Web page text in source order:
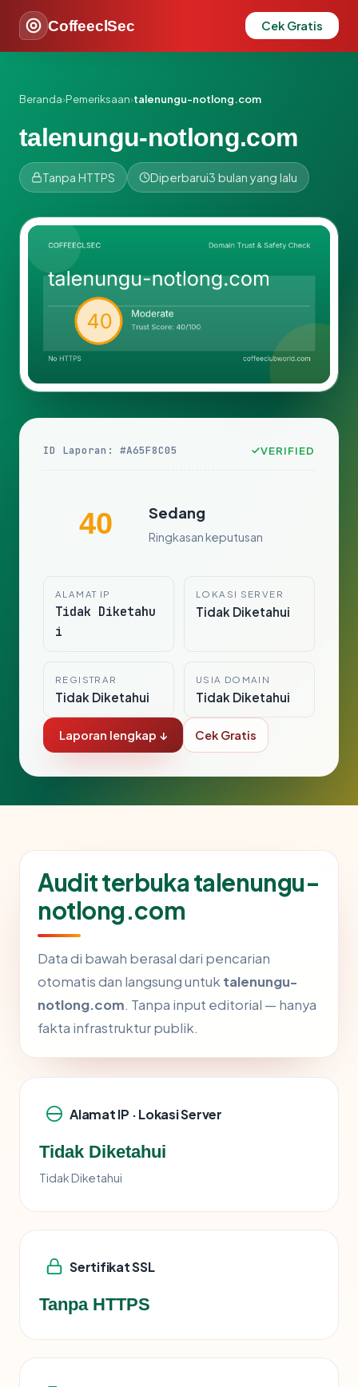
CoffeeclSec Cek Gratis
Beranda›Pemeriksaan›talenungu-notlong.com
talenungu-notlong.com
Tanpa HTTPS Diperbarui3 bulan yang lalu
ID Laporan: #A65F8C05 VERIFIED
40 Sedang
Ringkasan keputusan
ALAMAT IP
Tidak Diketahu
i
LOKASI SERVER
Tidak Diketahui
REGISTRAR
Tidak Diketahui
USIA DOMAIN
Tidak Diketahui
Laporan lengkap ↓ Cek Gratis
Audit terbuka talenungu-
notlong.com
Data di bawah berasal dari pencarian
otomatis dan langsung untuktalenungu-
notlong.com. Tanpa input editorial — hanya
fakta infrastruktur publik.
Alamat IP · Lokasi Server
Tidak Diketahui
Tidak Diketahui
Sertifikat SSL
Tanpa HTTPS